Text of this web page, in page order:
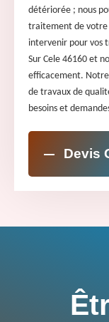
détériorée ; nous
traitement de votre
intervenir pour vos
Sur Cele 46160 et
efficacement.
de travaux de
besoins et
Devis